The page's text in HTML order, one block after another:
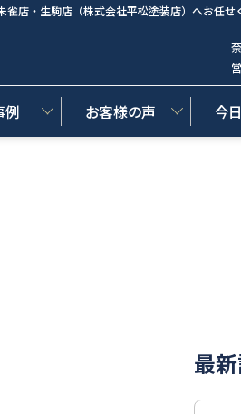
店・生駒店（株式会社平松塗装店）へお任せ
例 お客様の声 今
最